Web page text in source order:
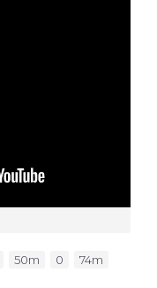
50m 0 74m